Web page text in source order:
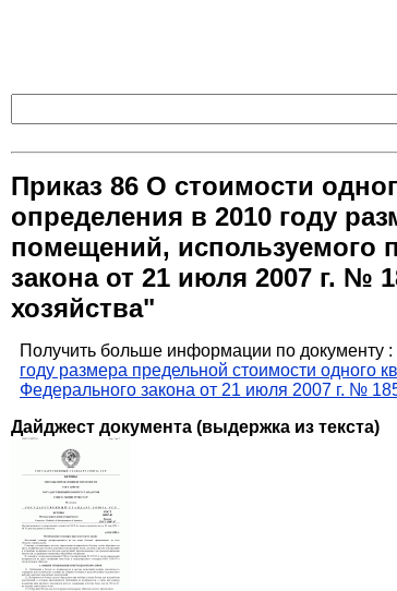
Приказ 86 О стоимости
определения в 2010 году
помещений, используемого
закона от 21 июля 2007 г.
хозяйства"
Получить больше информации по документу :
году размера предельной стоимости
Федерального закона от 21 июля 2007 г. №
Дайджест документа (выдержка из текста)